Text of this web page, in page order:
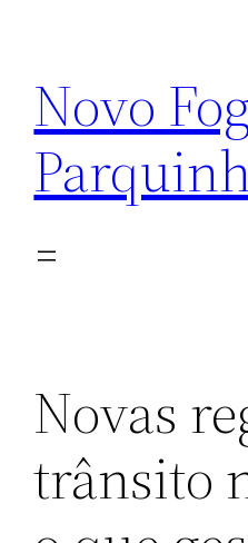
conteúdo
Novo
Novas
trânsito